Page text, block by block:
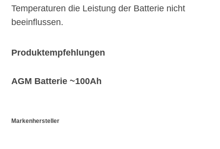
Temperaturen die Leistung der Batterie nicht
beeinflussen.
Produktempfehlungen
AGM Batterie ~100Ah
Markenhersteller